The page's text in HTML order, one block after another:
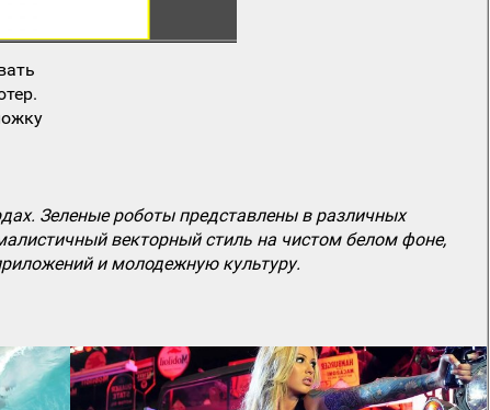
Зеленые роботы представлены в различных
векторный стиль на чистом белом фоне,
и молодежную культуру.